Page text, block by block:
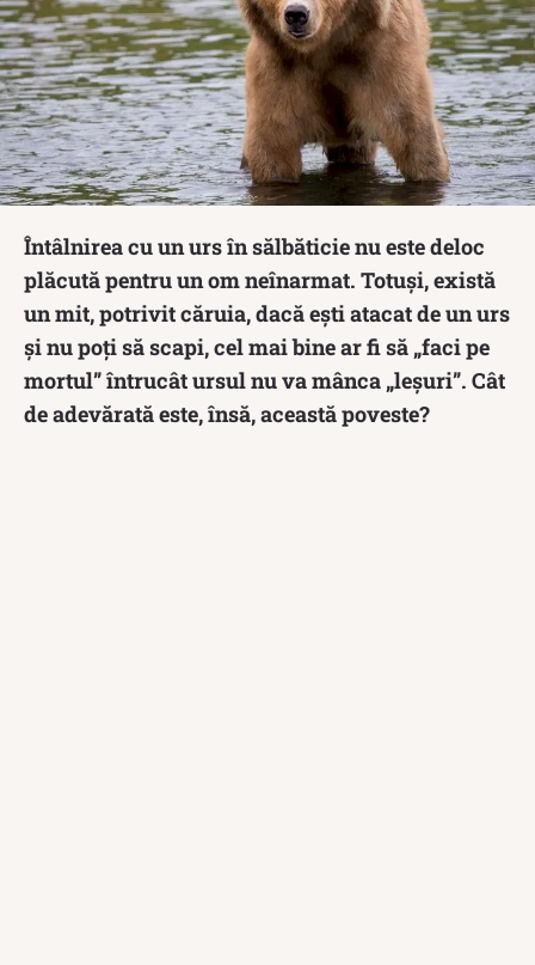
Întâlnirea cu un urs în sălbăticie nu este deloc
plăcută pentru un om neînarmat. Totuși, există
un mit, potrivit căruia, dacă ești atacat de un urs
și nu poți să scapi, cel mai bine ar fi să „faci pe
mortul” întrucât ursul nu va mânca „leșuri”. Cât
de adevărată este, însă, această poveste?